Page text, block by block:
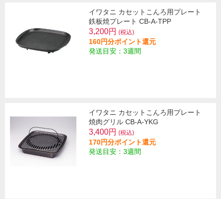
イワタニ カセットこんろ用プレート
鉄板焼プレート CB-A-TPP
3,200円 (税込)
160円分ポイント還元
発送目安：3週間
イワタニ カセットこんろ用プレート
焼肉グリル CB-A-YKG
3,400円 (税込)
170円分ポイント還元
発送目安：3週間